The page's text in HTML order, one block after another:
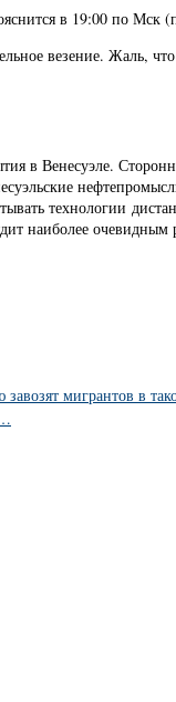
в 19:00 по Мск
везение. Жаль,
в Венесуэле.
технологии
наиболее очевидным
мигрантов в